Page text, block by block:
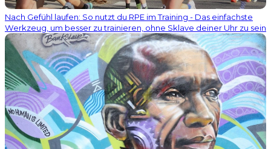
Nach Gefühl laufen: So nutzt du RPE im Training - Das einfachste
Werkzeug, um besser zu trainieren, ohne Sklave deiner Uhr zu sein